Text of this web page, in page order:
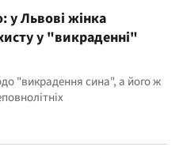
у Львові жінка
у "викраденні"
"викрадення сина", а його ж